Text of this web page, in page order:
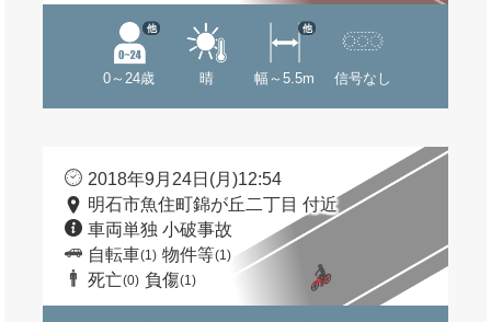
0～24歳
他
晴 幅～5.5m
他
信号なし
2018年9月24日(月)12:54
明石市魚住町錦が丘二丁目 付近
車両単独 小破事故
自転車(1) 物件等(1)
死亡(0) 負傷(1)